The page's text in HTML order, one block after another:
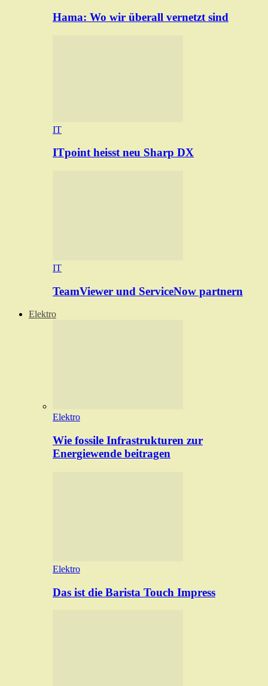
Hama: Wo wir überall vernetzt sind
IT
ITpoint heisst neu Sharp DX
IT
TeamViewer und ServiceNow partnern
Elektro
Elektro
Wie fossile Infrastrukturen zur
Energiewende beitragen
Elektro
Das ist die Barista Touch Impress